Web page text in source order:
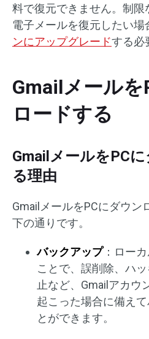
料で復元できません。制限
電子メールを復元したい場
ンにアップグレードする必
Gmailメール
ロードする
GmailメールをPC
る理由
GmailメールをPCにダウン
下の通りです。
バックアップ：ロー
ことで、誤削除、ハ
止など、Gmailアカウ
起こった場合に備え
とができます。